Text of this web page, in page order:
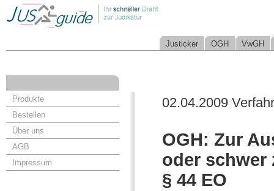
Justicker OGH VwGH
Produkte
Bestellen
Über uns
AGB
Impressum
02.04.2009
OGH: Zur
oder schwer
§ 44 EO